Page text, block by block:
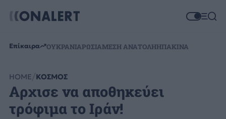
Επίκαιρα ΟΥΚΡΑΝΙΑΡΩΣΙΑΜΕΣΗ ΑΝΑΤΟΛΗΗΠΑΚΙΝΑ
HOME ΚΟΣΜΟΣ
Αρχισε να αποθηκεύει
τρόφιμα το Ιράν!